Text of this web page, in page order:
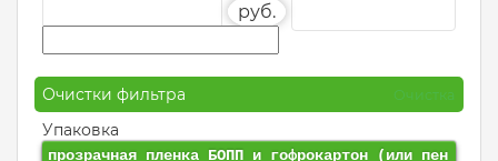
руб.
Очистки фильтра Очистка
Упаковка
прозрачная пленка БОПП и гофрокартон (или пен